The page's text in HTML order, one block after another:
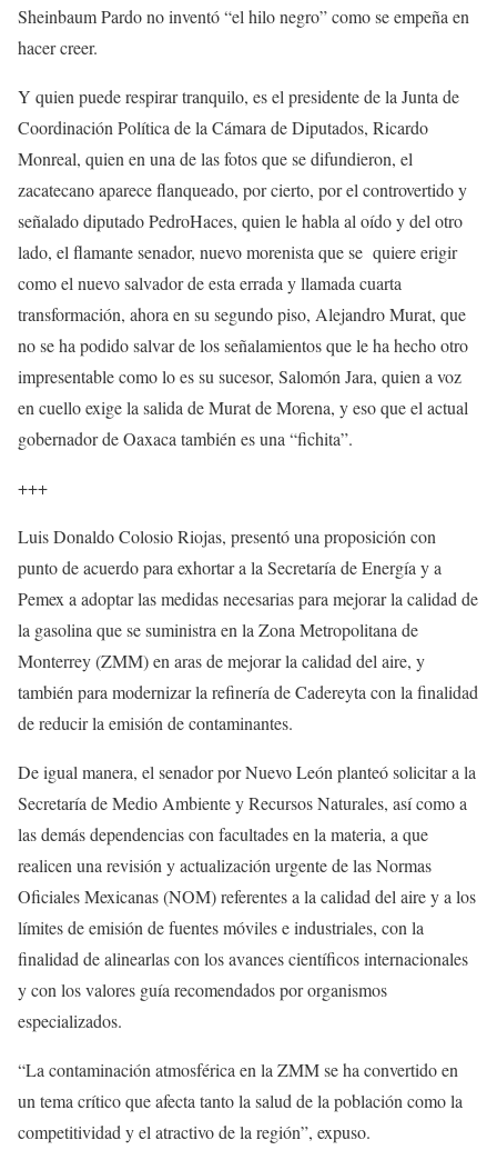
Sheinbaum Pardo no inventó “el hilo negro” como se empeña en
hacer creer.
Y quien puede respirar tranquilo, es el presidente de la Junta de
Coordinación Política de la Cámara de Diputados, Ricardo
Monreal, quien en una de las fotos que se difundieron, el
zacatecano aparece flanqueado, por cierto, por el controvertido y
señalado diputado PedroHaces, quien le habla al oído y del otro
lado, el flamante senador, nuevo morenista que se quiere erigir
como el nuevo salvador de esta errada y llamada cuarta
transformación, ahora en su segundo piso, Alejandro Murat, que
no se ha podido salvar de los señalamientos que le ha hecho otro
impresentable como lo es su sucesor, Salomón Jara, quien a voz
en cuello exige la salida de Murat de Morena, y eso que el actual
gobernador de Oaxaca también es una “fichita”.
+++
Luis Donaldo Colosio Riojas, presentó una proposición con
punto de acuerdo para exhortar a la Secretaría de Energía y a
Pemex a adoptar las medidas necesarias para mejorar la calidad de
la gasolina que se suministra en la Zona Metropolitana de
Monterrey (ZMM) en aras de mejorar la calidad del aire, y
también para modernizar la refinería de Cadereyta con la finalidad
de reducir la emisión de contaminantes.
De igual manera, el senador por Nuevo León planteó solicitar a la
Secretaría de Medio Ambiente y Recursos Naturales, así como a
las demás dependencias con facultades en la materia, a que
realicen una revisión y actualización urgente de las Normas
Oficiales Mexicanas (NOM) referentes a la calidad del aire y a los
límites de emisión de fuentes móviles e industriales, con la
finalidad de alinearlas con los avances científicos internacionales
y con los valores guía recomendados por organismos
especializados.
“La contaminación atmosférica en la ZMM se ha convertido en
un tema crítico que afecta tanto la salud de la población como la
competitividad y el atractivo de la región”, expuso.